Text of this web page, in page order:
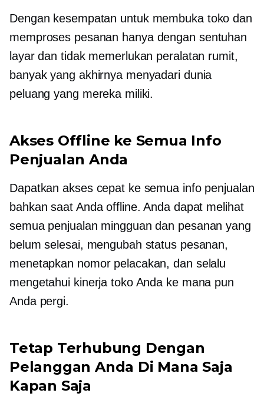
Dengan kesempatan untuk membuka toko dan
memproses pesanan hanya dengan sentuhan
layar dan tidak memerlukan peralatan rumit,
banyak yang akhirnya menyadari dunia
peluang yang mereka miliki.
Akses Offline ke Semua Info
Penjualan Anda
Dapatkan akses cepat ke semua info penjualan
bahkan saat Anda offline. Anda dapat melihat
semua penjualan mingguan dan pesanan yang
belum selesai, mengubah status pesanan,
menetapkan nomor pelacakan, dan selalu
mengetahui kinerja toko Anda ke mana pun
Anda pergi.
Tetap Terhubung Dengan
Pelanggan Anda Di Mana Saja
Kapan Saja